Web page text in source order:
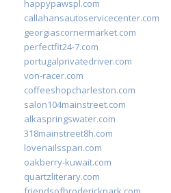
happypawspl.com
callahansautoservicecenter.com
georgiascornermarket.com
perfectfit24-7.com
portugalprivatedriver.com
von-racer.com
coffeeshopcharleston.com
salon104mainstreet.com
alkaspringswater.com
318mainstreet8h.com
lovenailsspari.com
oakberry-kuwait.com
quartzliterary.com